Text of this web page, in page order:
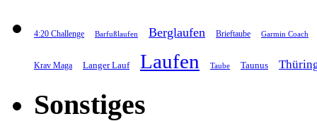
4:20 Challenge Barfußlaufen Berglaufen Brieftaube Garmin Coach
Krav Maga Langer Lauf Laufen Taube Taunus
Sonstiges